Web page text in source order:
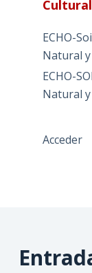
Cultural
ECHO-
Natural
ECHO-
Natural
Acceder